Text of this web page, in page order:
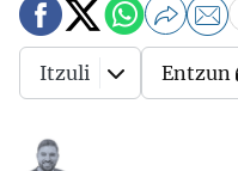
Itzuli Entzun